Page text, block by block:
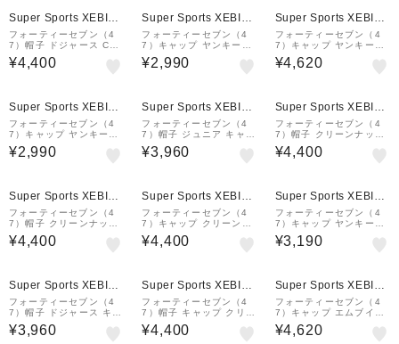
Super Sports XEBIO
&mall店
フォーティーセブン（4
7）帽子 ドジャース CLE
AN UP キャップ 白 55-
61cm B-RGW12GWS-
¥4,400
Super Sports XEBIO
&mall店
フォーティーセブン（4
7）キャップ ヤンキース
クリーンナップ B-RGW
17GWS-NY
¥2,990
Super Sports XEBIO
&mall店
フォーティーセブン（4
7）キャップ ヤンキース
MVP B-MVP17WBV-CC
A
¥4,620
Super Sports XEBIO
&mall店
フォーティーセブン（4
7）キャップ ヤンキース
クリーンナップ B-RGW
17GWSNL-KHB
¥2,990
Super Sports XEBIO
&mall店
フォーティーセブン（4
7）帽子 ジュニア キャッ
プ クリーンナップ ニュ
ーヨーク・ヤンキース 黒
¥3,960
Super Sports XEBIO
&mall店
フォーティーセブン（4
7）帽子 クリーンナップ
DOG プードル アロエ 1
4920361
¥4,400
Super Sports XEBIO
&mall店
フォーティーセブン（4
7）帽子 クリーンナップ
DOG ダックスフンド ペ
タルピンク 14920366
¥4,400
Super Sports XEBIO
&mall店
フォーティーセブン（4
7）キャップ クリーンナ
ップ B HT RGW17GWS
ニューヨーク・ヤンキー
¥4,400
Super Sports XEBIO
&mall店
フォーティーセブン（4
7）キャップ ヤンキース
MVP B-MVP17WBV-S
W
¥3,190
Super Sports XEBIO
&mall店
フォーティーセブン（4
7）帽子 ドジャース キャ
ップ 青 52-56cm B-RG
W12GWS-RYN-KIDS
¥3,960
Super Sports XEBIO
&mall店
フォーティーセブン（4
7）帽子 キャップ クリー
ンナップ ニューヨーク・
ヤンキース ブラウン 55-
¥4,400
Super Sports XEBIO
&mall店
フォーティーセブン（4
7）キャップ エムブイピ
ー ロサンゼルス・ドジャ
ース スナップバックコレ
¥4,620